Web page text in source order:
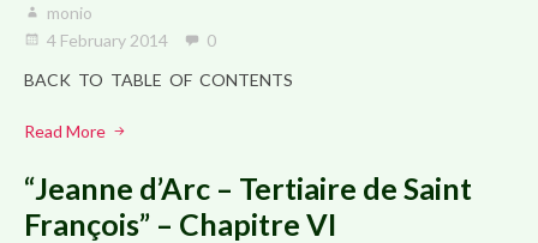
monio
4 February 2014
0
BACK TO TABLE OF CONTENTS
Read More
“Jeanne d’Arc – Tertiaire de Saint
François” – Chapitre VI